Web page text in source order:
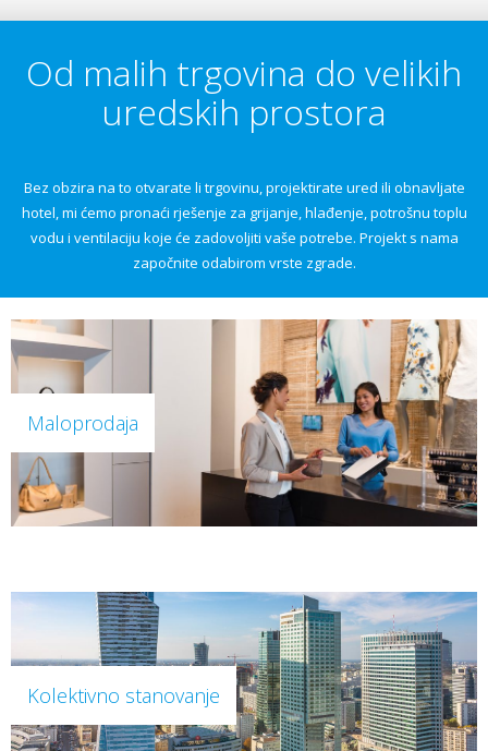
Od malih trgovina do velikih
uredskih prostora
Bez obzira na to otvarate li trgovinu, projektirate ured ili obnavljate
hotel, mi ćemo pronaći rješenje za grijanje, hlađenje, potrošnu toplu
vodu i ventilaciju koje će zadovoljiti vaše potrebe. Projekt s nama
započnite odabirom vrste zgrade.
Maloprodaja
Kolektivno stanovanje